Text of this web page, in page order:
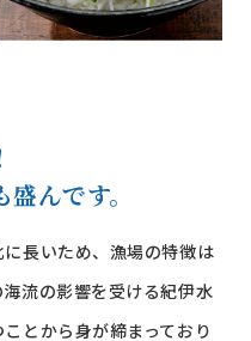
んです。
長いため、漁場の特徴は
流の影響を受ける紀伊水
とから身が締まっており